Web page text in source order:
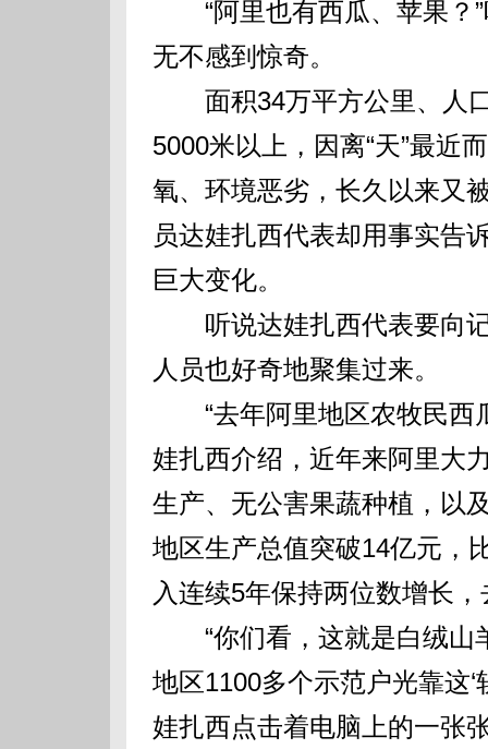
“阿里也有西瓜、苹果？”
无不感到惊奇。
面积34万平方公里、人口
5000米以上，因离“天”最近
氧、环境恶劣，长久以来又
员达娃扎西代表却用事实告
巨大变化。
听说达娃扎西代表要向记
人员也好奇地聚集过来。
“去年阿里地区农牧民西
娃扎西介绍，近年来阿里大
生产、无公害果蔬种植，以
地区生产总值突破14亿元，
入连续5年保持两位数增长
“你们看，这就是白绒山
地区1100多个示范户光靠这
娃扎西点击着电脑上的一张